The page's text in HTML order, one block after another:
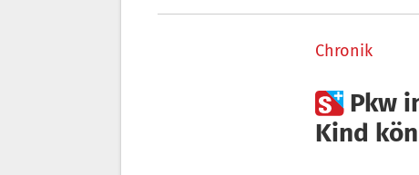
Chronik
 Pkw
Kind